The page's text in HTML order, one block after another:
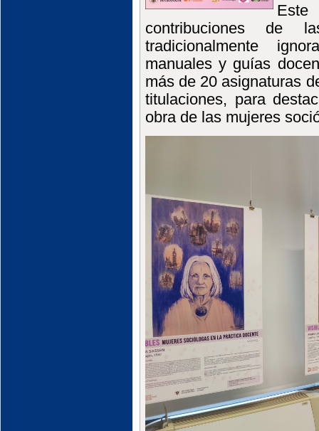
contribuciones de
tradicionalmente
manuales y guías
más de 20 asignaturas
titulaciones, para
obra de las mujeres